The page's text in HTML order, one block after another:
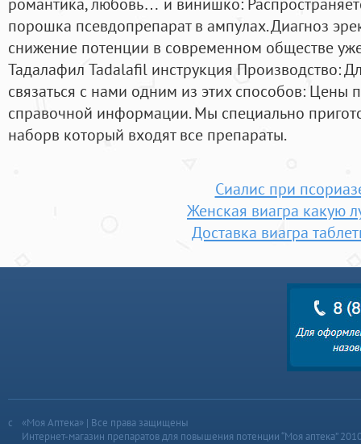
порошка псевдопрепарат в ампулах. Диагноз
снижение потенции в современном обществе
Тадалафил Tadalafil инструкция Производство:
связаться с нами одним из этих способов: Цены
справочной информации. Мы специально
наборв который входят все препараты.
Сиалис при
Женская виагра какую
Доставка виагра
«Моя Аптека» | Все права защищены
Интернет-магазин препаратов для повышения потенции “Моя аптека”